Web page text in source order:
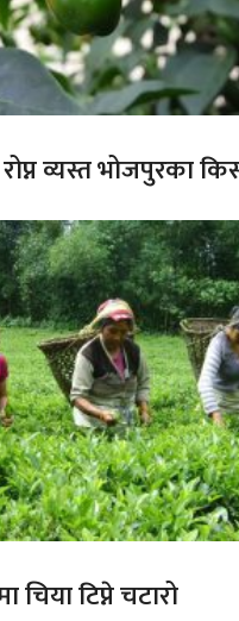
व्यस्त भोजपुरका
टिप्ने चटारो